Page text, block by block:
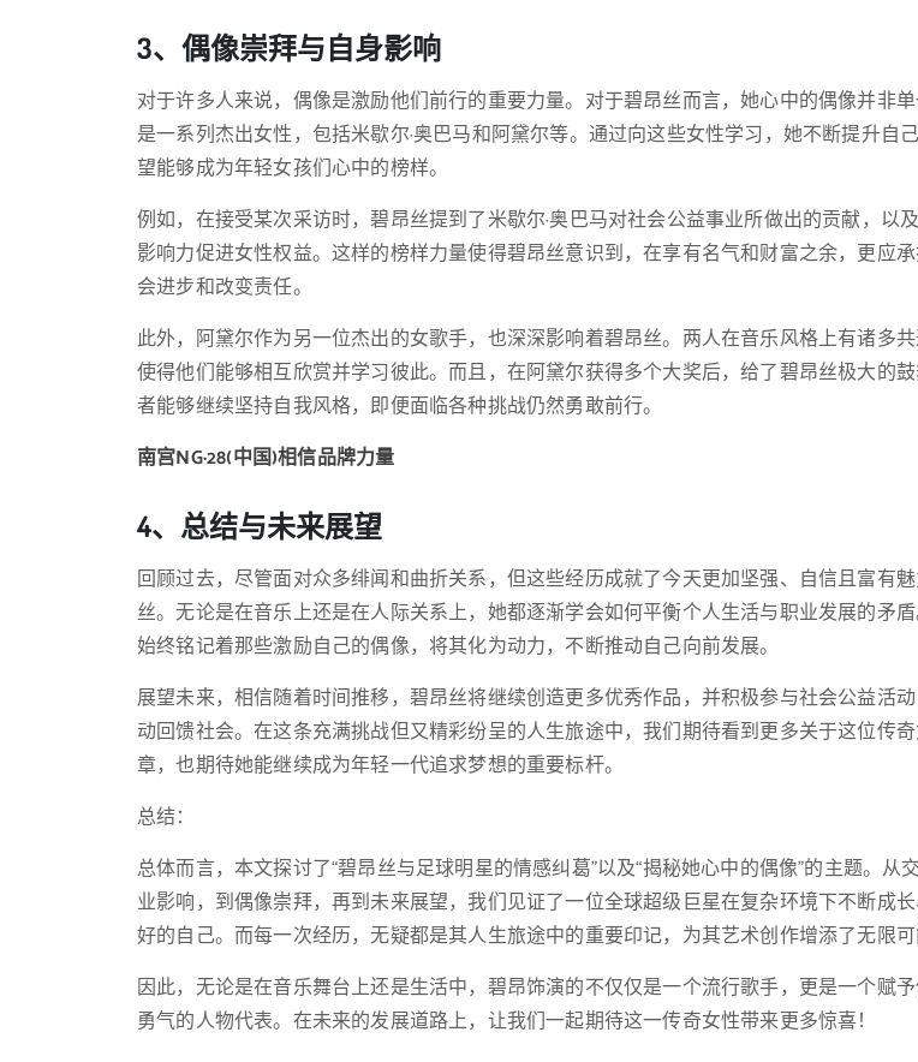
3、偶像崇拜与自身影响
对于许多人来说，偶像是激励他们前行的重要力量。对于碧昂丝而言，她心中的偶像并非
是一系列杰出女性，包括米歇尔·奥巴马和阿黛尔等。通过向这些女性学习，她不断提升自
望能够成为年轻女孩们心中的榜样。
例如，在接受某次采访时，碧昂丝提到了米歇尔·奥巴马对社会公益事业所做出的贡献，以
影响力促进女性权益。这样的榜样力量使得碧昂丝意识到，在享有名气和财富之余，更应
会进步和改变责任。
此外，阿黛尔作为另一位杰出的女歌手，也深深影响着碧昂丝。两人在音乐风格上有诸多
使得他们能够相互欣赏并学习彼此。而且，在阿黛尔获得多个大奖后，给了碧昂丝极大的
者能够继续坚持自我风格，即便面临各种挑战仍然勇敢前行。
南宫NG·28(中国)相信品牌力量
4、总结与未来展望
回顾过去，尽管面对众多绯闻和曲折关系，但这些经历成就了今天更加坚强、自信且富有
丝。无论是在音乐上还是在人际关系上，她都逐渐学会如何平衡个人生活与职业发展的矛
始终铭记着那些激励自己的偶像，将其化为动力，不断推动自己向前发展。
展望未来，相信随着时间推移，碧昂丝将继续创造更多优秀作品，并积极参与社会公益活
动回馈社会。在这条充满挑战但又精彩纷呈的人生旅途中，我们期待看到更多关于这位传
章，也期待她能继续成为年轻一代追求梦想的重要标杆。
总结：
总体而言，本文探讨了“碧昂丝与足球明星的情感纠葛”以及“揭秘她心中的偶像”的主题。从
业影响，到偶像崇拜，再到未来展望，我们见证了一位全球超级巨星在复杂环境下不断成
好的自己。而每一次经历，无疑都是其人生旅途中的重要印记，为其艺术创作增添了无限可
因此，无论是在音乐舞台上还是生活中，碧昂饰演的不仅仅是一个流行歌手，更是一个赋
勇气的人物代表。在未来的发展道路上，让我们一起期待这一传奇女性带来更多惊喜！